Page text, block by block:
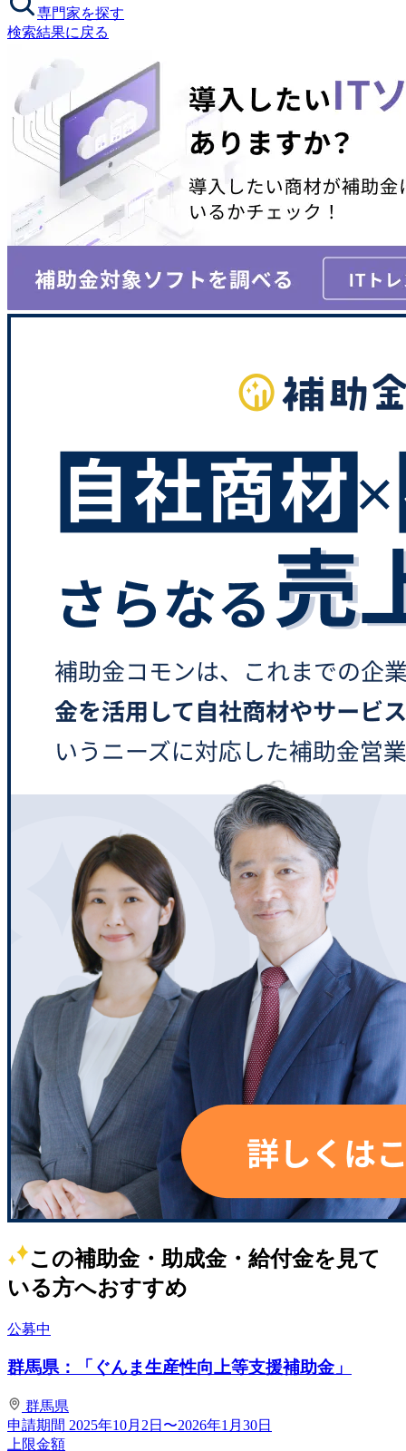
専門家を探す
検索結果に戻る
この補助金・助成金・給付金を見て
いる方へおすすめ
公募中
群馬県：「ぐんま生産性向上等支援補助金」
群馬県
申請期間 2025年10月2日〜2026年1月30日
上限金額